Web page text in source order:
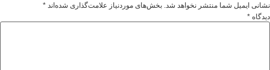
نشانی ایمیل شما منتشر نخواهد شد. بخش‌های موردنیاز علامت‌گذاری شده‌اند *
دیدگاه *